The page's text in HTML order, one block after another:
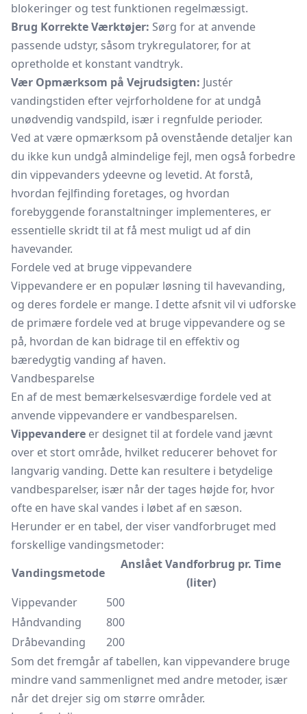
blokeringer og test funktionen regelmæssigt.
Brug Korrekte Værktøjer: Sørg for at anvende
passende udstyr, såsom trykregulatorer, for at
opretholde et konstant vandtryk.
Vær Opmærksom på Vejrudsigten: Justér
vandingstiden efter vejrforholdene for at undgå
unødvendig vandspild, især i regnfulde perioder.
Ved at være opmærksom på ovenstående detaljer kan
du ikke kun undgå almindelige fejl, men også forbedre
din vippevanders ydeevne og levetid. At forstå,
hvordan fejlfinding foretages, og hvordan
forebyggende foranstaltninger implementeres, er
essentielle skridt til at få mest muligt ud af din
havevander.
Fordele ved at bruge vippevandere
Vippevandere er en populær løsning til havevanding,
og deres fordele er mange. I dette afsnit vil vi udforske
de primære fordele ved at bruge vippevandere og se
på, hvordan de kan bidrage til en effektiv og
bæredygtig vanding af haven.
Vandbesparelse
En af de mest bemærkelsesværdige fordele ved at
anvende vippevandere er vandbesparelsen.
Vippevandere er designet til at fordele vand jævnt
over et stort område, hvilket reducerer behovet for
langvarig vanding. Dette kan resultere i betydelige
vandbesparelser, især når der tages højde for, hvor
ofte en have skal vandes i løbet af en sæson.
Herunder er en tabel, der viser vandforbruget med
forskellige vandingsmetoder:
Vandingsmetode
Anslået Vandforbrug pr. Time
(liter)
Vippevander
500
Håndvanding
800
Dråbevanding
200
Som det fremgår af tabellen, kan vippevandere bruge
mindre vand sammenlignet med andre metoder, især
når det drejer sig om større områder.